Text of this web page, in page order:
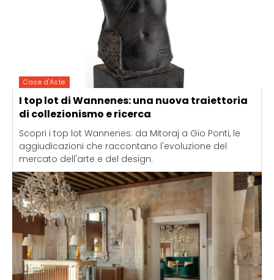
Case d'Aste
I top lot di Wannenes: una nuova traiettoria
di collezionismo e ricerca
Scopri i top lot Wannenes: da Mitoraj a Gio Ponti, le
aggiudicazioni che raccontano l'evoluzione del
mercato dell'arte e del design.